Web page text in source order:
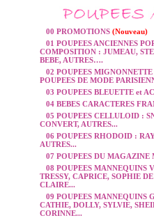
00 PROMOTIONS (Nouveau)
01 POUPEES ANCIENNES
COMPOSITION : JUMEAU,
BEBE, AUTRES….
02 POUPEES
POUPEES DE MODE
03 POUPEES BLEUETTE et
04 BEBES CARACTERES
05 POUPEES CELLULOID :
CONVERT, AUTRES...
06 POUPEES RHODOID :
AUTRES...
07 POUPEES DU MAGAZINE
08 POUPEES MANNEQUINS
TRESSY, CAPRICE, SOPHIE
CLAIRE...
09 POUPEES MANNEQUINS
CATHIE, DOLLY, SYLVIE,
CORINNE...